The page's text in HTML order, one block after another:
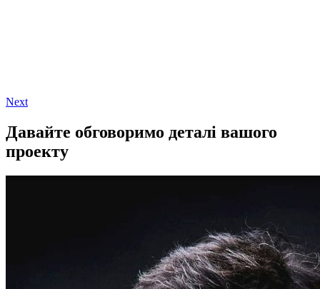
Next
Давайте обговоримо деталі вашого
проекту